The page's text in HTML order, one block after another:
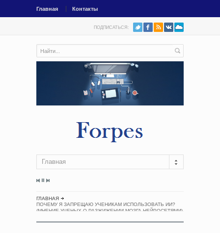
Главная Контакты
ПОДПИСАТЬСЯ:
Главная
ГЛАВНАЯ
ПОЧЕМУ Я ЗАПРЕЩАЮ УЧЕНИКАМ ИСПОЛЬЗОВАТЬ ИИ?
(МНЕНИЕ УЧЕНЫХ О РАЗЖИЖЕНИИ МОЗГА НЕЙРОСЕТЯМИ)